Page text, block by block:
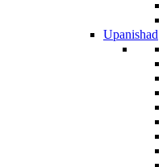
Upanishad